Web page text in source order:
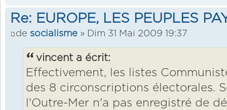
Re: EUROPE, LES PEUPLES
de socialisme » Dim 31 Mai 2009 19:37
vincent a écrit:
Effectivement, les listes
des 8 circonscriptions électorales.
l'Outre-Mer n'a pas enregistré de